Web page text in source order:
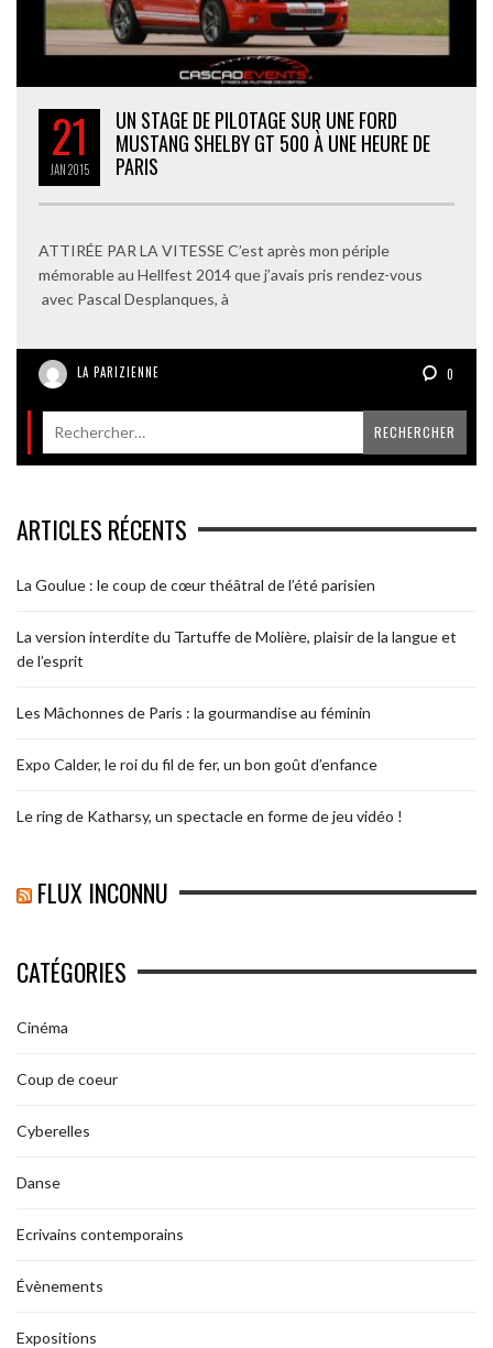
21
JAN2015
UN STAGE DE PILOTAGE SUR UNE FORD
MUSTANG SHELBY GT 500 À UNE HEURE DE
PARIS
ATTIRÉE PAR LA VITESSE C’est après mon périple
mémorable au Hellfest 2014 que j’avais pris rendez-vous
avec Pascal Desplanques, à
LA PARIZIENNE 0
ARTICLES RÉCENTS
La Goulue : le coup de cœur théâtral de l’été parisien
La version interdite du Tartuffe de Molière, plaisir de la langue et
de l’esprit
Les Mâchonnes de Paris : la gourmandise au féminin
Expo Calder, le roi du fil de fer, un bon goût d’enfance
Le ring de Katharsy, un spectacle en forme de jeu vidéo !
FLUX INCONNU
CATÉGORIES
Cinéma
Coup de coeur
Cyberelles
Danse
Ecrivains contemporains
Évènements
Expositions